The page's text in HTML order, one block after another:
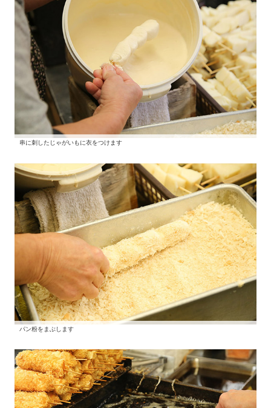
串に刺したじゃがいもに衣をつけます
パン粉をまぶします